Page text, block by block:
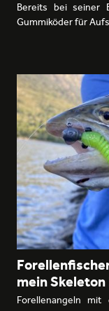
Bereits bei seiner
Gummiköder für
mein Skeleton
Forellenangeln